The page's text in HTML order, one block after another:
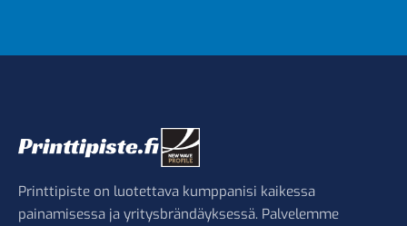
Printtipiste on luotettava kumppanisi kaikessa
painamisessa ja yritysbrändäyksessä. Palvelemme